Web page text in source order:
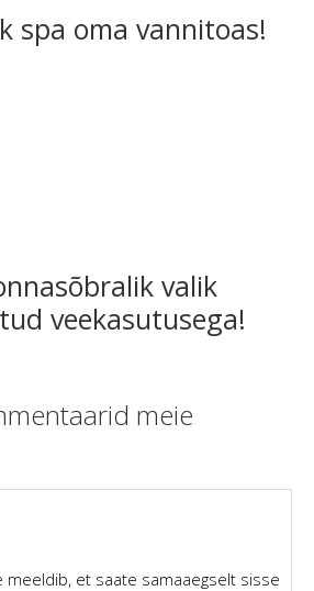
spa oma vannitoas!
valik
veekasutusega!
meie
meeldib, et saate samaaegselt sisse